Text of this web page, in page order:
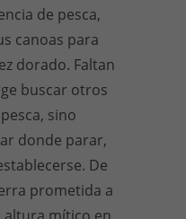
de pesca,
canoas para
dorado. Faltan
buscar otros
sino
donde parar,
De
prometida a